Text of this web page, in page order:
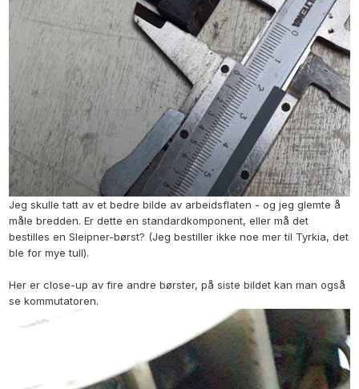
Jeg skulle tatt av et bedre bilde av arbeidsflaten - og jeg glemte å
måle bredden. Er dette en standardkomponent, eller må det
bestilles en Sleipner-børst? (Jeg bestiller ikke noe mer til Tyrkia, det
ble for mye tull).
Her er close-up av fire andre børster, på siste bildet kan man også
se kommutatoren.